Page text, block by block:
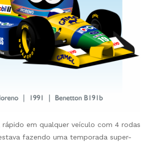
rápido em qualquer veículo com 4 rodas
fazendo uma temporada super-